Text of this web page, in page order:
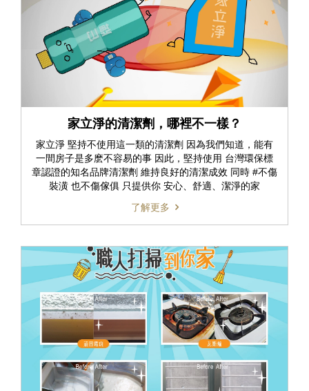
家立淨的清潔劑，哪裡不一樣？
家立淨 堅持不使用這一類的清潔劑 因為我們知道，能有
一間房子是多麽不容易的事 因此，堅持使用 台灣環保標
章認證的知名品牌清潔劑 維持良好的清潔成效 同時 #不傷
裝潢 也不傷傢俱 只提供你 安心、舒適、潔淨的家
了解更多